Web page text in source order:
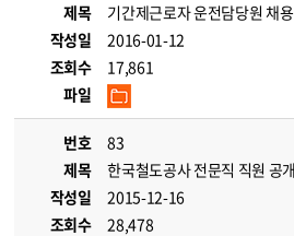
제목
기간제근로자 운전담당원 채
작성일
2016-01-12
조회수
17,861
파일
번호
83
제목
한국철도공사 전문직 직원 공
작성일
2015-12-16
조회수
28,478